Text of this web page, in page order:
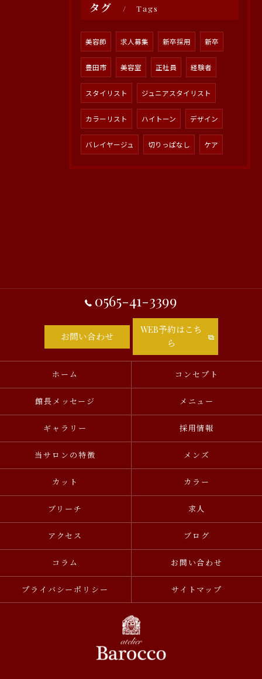
タグ Tags
美容師 求人募集 新卒採用 新卒
豊田市 美容室 正社員 経験者
スタイリスト ジュニアスタイリスト
カラーリスト ハイトーン デザイン
バレイヤージュ 切りっぱなし ケア
0565-41-3399
お問い合わせ
WEB予約はこち
ら
ホーム コンセプト
館長メッセージ メニュー
ギャラリー 採用情報
当サロンの特徴 メンズ
カット カラー
ブリーチ 求人
アクセス ブログ
コラム お問い合わせ
プライバシーポリシー サイトマップ